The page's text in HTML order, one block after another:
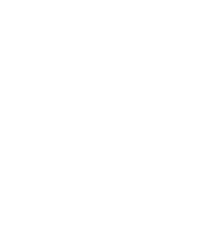
девочек до 12 лет